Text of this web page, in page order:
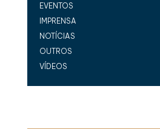
EVENTOS
IMPRENSA
NOTÍCIAS
OUTROS
VÍDEOS